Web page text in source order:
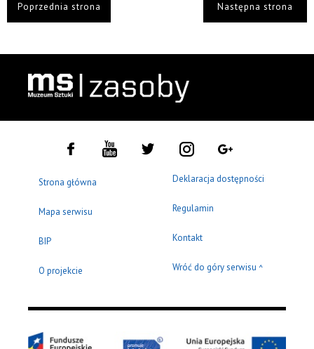
Poprzednia strona Następna strona
Strona główna
Mapa serwisu
BIP
O projekcie
Deklaracja dostępności
Regulamin
Kontakt
Wróć do góry serwisu ^